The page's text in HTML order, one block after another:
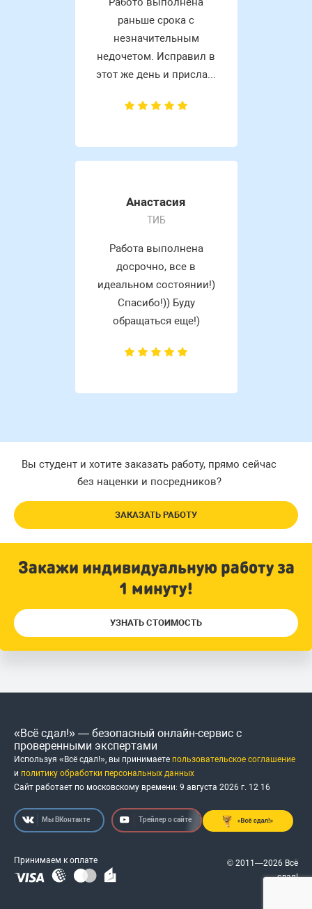
раньше срока с
незначительным
недочетом. Исправил в
этот же день и присла...
Анастасия
ТИБ
Работа выполнена
досрочно, все в
идеальном состоянии!)
Спасибо!)) Буду
обращаться еще!)
Вы студент и хотите заказать работу, прямо сейчас
без наценки и посредников?
ЗАКАЗАТЬ РАБОТУ
Закажи индивидуальную работу за
1 минуту!
УЗНАТЬ СТОИМОСТЬ
«Всё сдал!» — безопасный онлайн-сервис с
проверенными экспертами
Используя «Всё сдал!», вы принимаете пользовательское соглашение
и политику обработки персональных данных
Сайт работает по московскому времени: 9 августа 2026 г. 12 16
Мы ВКонтакте Трейлер о сайте
Принимаем к оплате
© 2011—2026 Всё
сдал!